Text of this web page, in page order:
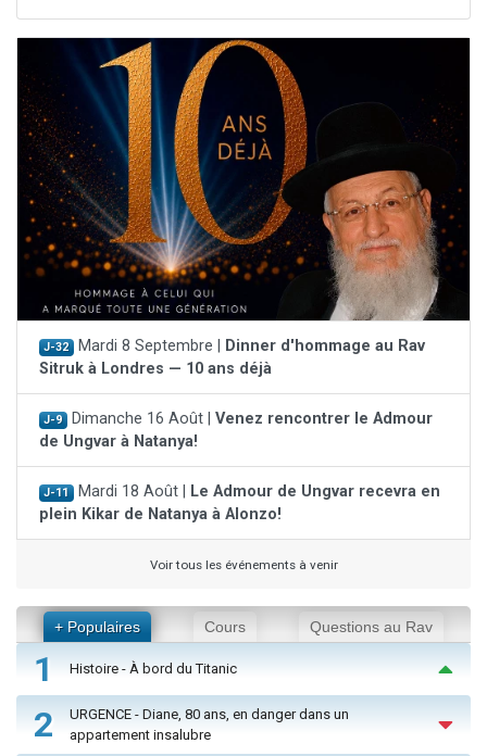
J-32 Mardi 8 Septembre |
Dinner d'hommage au Rav
Sitruk à Londres — 10 ans déjà
J-9 Dimanche 16 Août | Venez rencontrer le Admour
de Ungvar à Natanya!
J-11 Mardi 18 Août |
Le Admour de Ungvar recevra en
plein Kikar de Natanya à Alonzo!
Voir tous les événements à venir
+ Populaires Cours Questions au Rav
1 Histoire - À bord du Titanic
2
URGENCE - Diane, 80 ans, en danger dans un
appartement insalubre